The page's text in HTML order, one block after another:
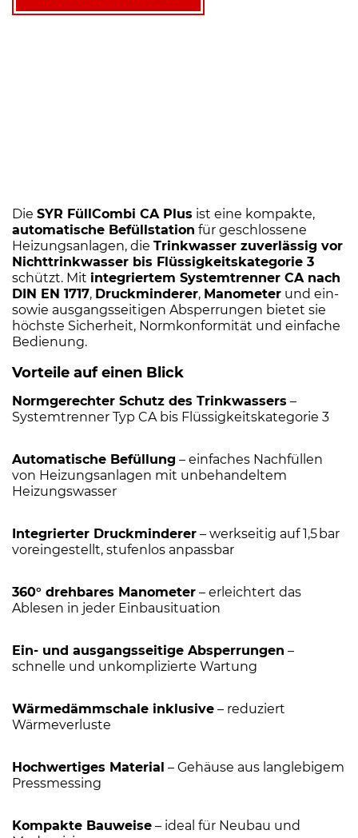
Die SYR FüllCombi CA Plus ist eine kompakte,
automatische Befüllstation für geschlossene
Heizungsanlagen, die Trinkwasser zuverlässig vor
Nichttrinkwasser bis Flüssigkeitskategorie 3
schützt. Mit integriertem Systemtrenner CA nach
DIN EN 1717, Druckminderer, Manometer und ein-
sowie ausgangsseitigen Absperrungen bietet sie
höchste Sicherheit, Normkonformität und einfache
Bedienung.
Vorteile auf einen Blick
Normgerechter Schutz des Trinkwassers –
Systemtrenner Typ CA bis Flüssigkeitskategorie 3
Automatische Befüllung – einfaches Nachfüllen
von Heizungsanlagen mit unbehandeltem
Heizungswasser
Integrierter Druckminderer – werkseitig auf 1,5 bar
voreingestellt, stufenlos anpassbar
360° drehbares Manometer – erleichtert das
Ablesen in jeder Einbausituation
Ein- und ausgangsseitige Absperrungen –
schnelle und unkomplizierte Wartung
Wärmedämmschale inklusive – reduziert
Wärmeverluste
Hochwertiges Material – Gehäuse aus langlebigem
Pressmessing
Kompakte Bauweise – ideal für Neubau und